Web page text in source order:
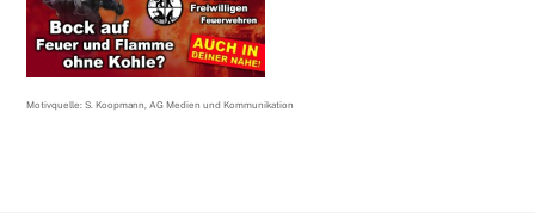
Motivquelle: S. Koopmann, AG Medien und Kommunikation